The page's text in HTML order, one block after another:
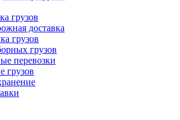
грузов
доставка
грузов
грузов
перевозки
грузов